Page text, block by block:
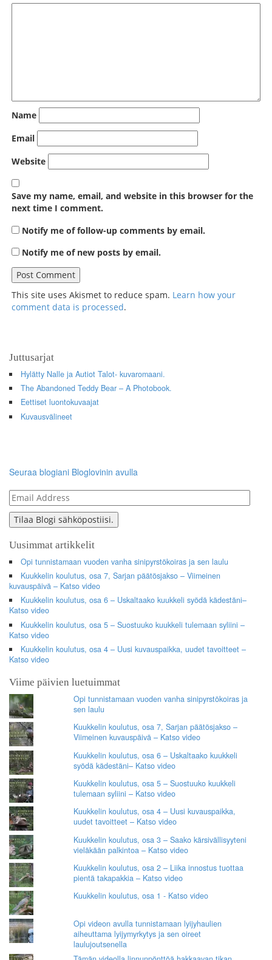
Name
Email
Website
Save my name, email, and website in this browser for the
next time I comment.
Notify me of follow-up comments by email.
Notify me of new posts by email.
This site uses Akismet to reduce spam. Learn how your
comment data is processed.
Juttusarjat
Hylätty Nalle ja Autiot Talot- kuvaromaani.
The Abandoned Teddy Bear – A Photobook.
Eettiset luontokuvaajat
Kuvausvälineet
Seuraa blogiani Bloglovinin avulla
Email
Address
Tilaa Blogi sähköpostiisi.
Uusimmat artikkelit
Opi tunnistamaan vuoden vanha sinipyrstökoiras ja sen laulu
Kuukkelin koulutus, osa 7, Sarjan päätösjakso – Viimeinen
kuvauspäivä – Katso video
Kuukkelin koulutus, osa 6 – Uskaltaako kuukkeli syödä kädestäni–
Katso video
Kuukkelin koulutus, osa 5 – Suostuuko kuukkeli tulemaan syliini –
Katso video
Kuukkelin koulutus, osa 4 – Uusi kuvauspaikka, uudet tavoitteet –
Katso video
Viime päivien luetuimmat
Opi tunnistamaan vuoden vanha sinipyrstökoiras ja
sen laulu
Kuukkelin koulutus, osa 7, Sarjan päätösjakso –
Viimeinen kuvauspäivä – Katso video
Kuukkelin koulutus, osa 6 – Uskaltaako kuukkeli
syödä kädestäni– Katso video
Kuukkelin koulutus, osa 5 – Suostuuko kuukkeli
tulemaan syliini – Katso video
Kuukkelin koulutus, osa 4 – Uusi kuvauspaikka,
uudet tavoitteet – Katso video
Kuukkelin koulutus, osa 3 – Saako kärsivällisyyteni
vieläkään palkintoa – Katso video
Kuukkelin koulutus, osa 2 – Liika innostus tuottaa
pientä takapakkia – Katso video
Kuukkelin koulutus, osa 1 - Katso video
Opi videon avulla tunnistamaan lyijyhaulien
aiheuttama lyijymyrkytys ja sen oireet
laulujoutsenella